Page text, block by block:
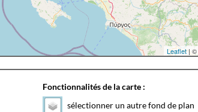
Leaflet| ©
Fonctionnalités de la carte :
sélectionner un autre fond de plan